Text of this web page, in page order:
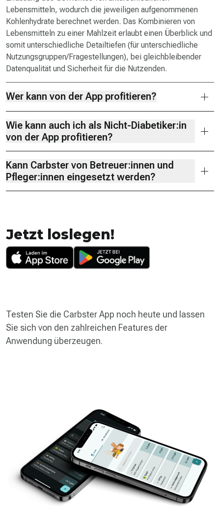
Lebensmitteln, wodurch die jeweiligen aufgenommenen
Kohlenhydrate berechnet werden. Das Kombinieren von
Lebensmitteln zu einer Mahlzeit erlaubt einen Überblick und
somit unterschiedliche Detailtiefen (für unterschiedliche
Nutzungsgruppen/Fragestellungen), bei gleichbleibender
Datenqualität und Sicherheit für die Nutzenden.
Wer kann von der App profitieren?
Wie kann auch ich als Nicht-Diabetiker:in
von der App profitieren?
Kann Carbster von Betreuer:innen und
Pfleger:innen eingesetzt werden?
Jetzt loslegen!
Testen Sie die Carbster App noch heute und lassen
Sie sich von den zahlreichen Features der
Anwendung überzeugen.